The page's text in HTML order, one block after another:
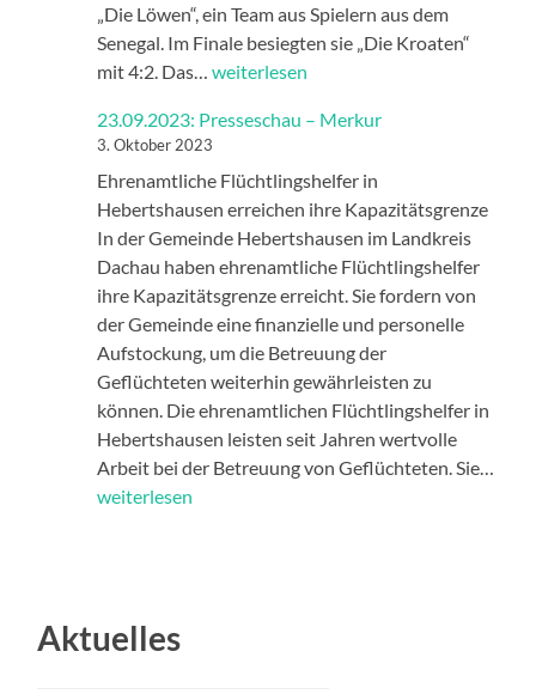
„Die Löwen“, ein Team aus Spielern aus dem
Senegal. Im Finale besiegten sie „Die Kroaten“
mit 4:2. Das…25.09.2023:
–
Merkur
weiterlesen
23.09.2023: Presseschau – Merkur
3. Oktober 2023
Ehrenamtliche Flüchtlingshelfer in
Hebertshausen erreichen ihre Kapazitätsgrenze
In der Gemeinde Hebertshausen im Landkreis
Dachau haben ehrenamtliche Flüchtlingshelfer
ihre Kapazitätsgrenze erreicht. Sie fordern von
der Gemeinde eine finanzielle und personelle
Aufstockung, um die Betreuung der
Geflüchteten weiterhin gewährleisten zu
können. Die ehrenamtlichen Flüchtlingshelfer in
Hebertshausen leisten seit Jahren wertvolle
Arbeit bei der Betreuung von Geflüchteten. Sie…
weiterlesen
Aktuelles